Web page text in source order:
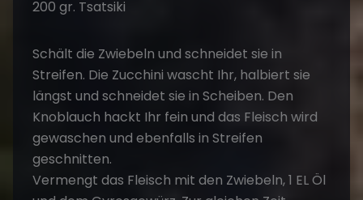
Schmeckt das Ganze mit Salz und Pfeffer ab
und haltet das Fleisch nun in einer Schüssel
warm. Nun ist das Gemüse dran: Bratet die
Zucchinischeiben für 2-3 Minuten an und gebt
die Tomaten hinzu. Während das Ganze auf
mittlerer Stufe köchelt, könnt Ihr die Zeit
nutzen, um die Petersilie zu waschen und grob